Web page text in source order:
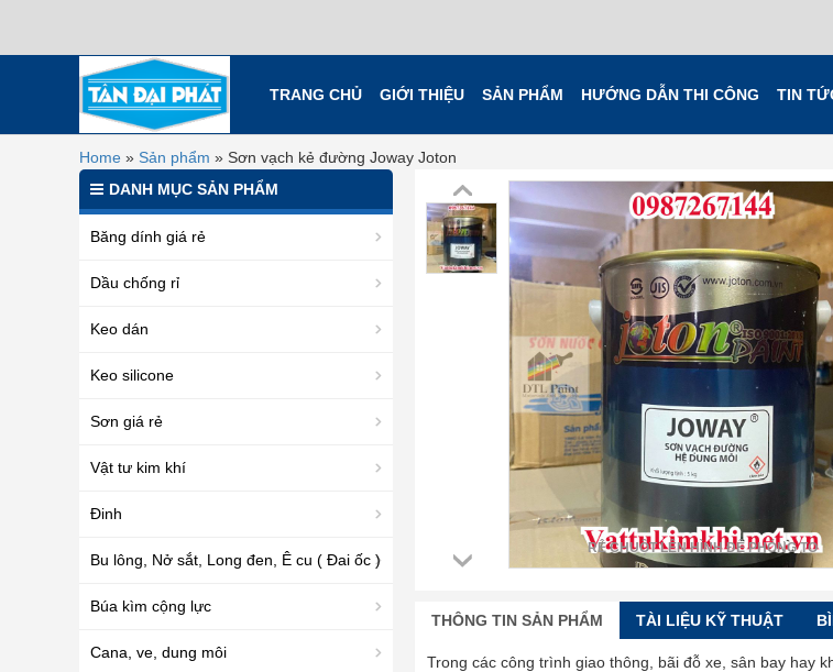
TRANG CHỦ GIỚI THIỆU SẢN PHẨM HƯỚNG DẪN THI CÔNG TIN
Home » Sản phẩm » Sơn vạch kẻ đường Joway Joton
RÊ CHUỘT LÊN HÌNH ĐỂ PHÓNG TO
THÔNG TIN SẢN PHẨM TÀI LIỆU KỸ THUẬT
Trong các công trình giao thông, bãi đỗ xe, sân bay hay
DANH MỤC SẢN PHẨM
Băng dính giá rẻ
Dầu chống rỉ
Keo dán
Keo silicone
Sơn giá rẻ
Vật tư kim khí
Đinh
Bu lông, Nở sắt, Long đen, Ê cu ( Đai ốc )
Búa kìm cộng lực
Cana, ve, dung môi